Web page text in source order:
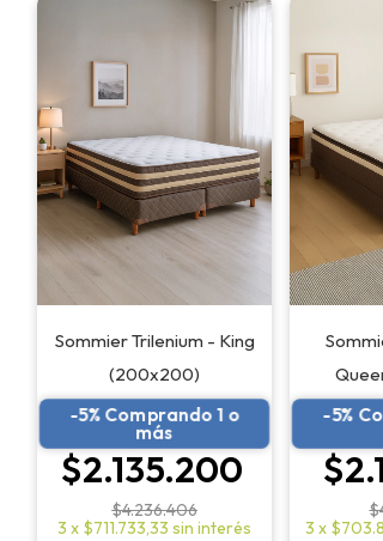
Sommier Trilenium - King
(200x200)
-5% Comprando 1 o
más
$2.135.200
$4.236.406
3 x $711.733,33 sin interés
-5%
3 x